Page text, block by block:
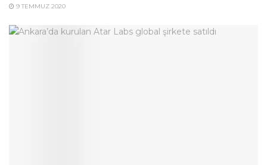
9 TEMMUZ 2020